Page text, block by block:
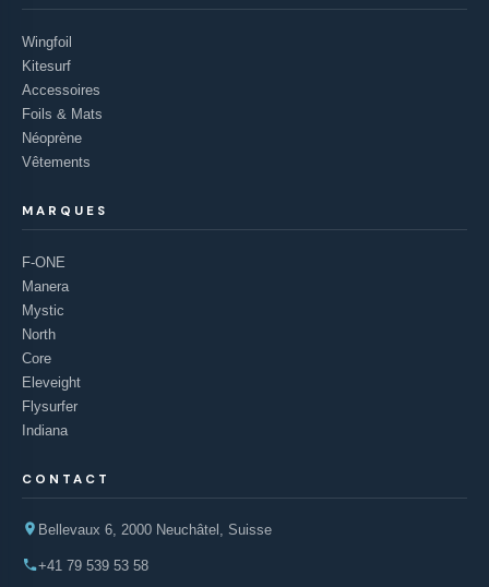
Wingfoil
Kitesurf
Accessoires
Foils & Mats
Néoprène
Vêtements
MARQUES
F-ONE
Manera
Mystic
North
Core
Eleveight
Flysurfer
Indiana
CONTACT
Bellevaux 6, 2000 Neuchâtel, Suisse
+41 79 539 53 58